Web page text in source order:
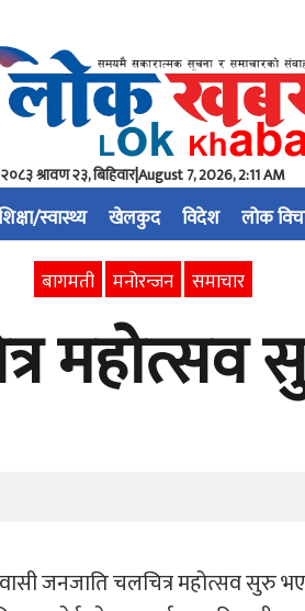
२०८३ श्रावण २३, बिहिवार|August 7, 2026, 2:11 AM
स्वास्थ्य खेलकुद विदेश लोक
बागमती मनोरन्जन समाचार
महोत्सव
जनजाति चलचित्र महोत्सव सुरु